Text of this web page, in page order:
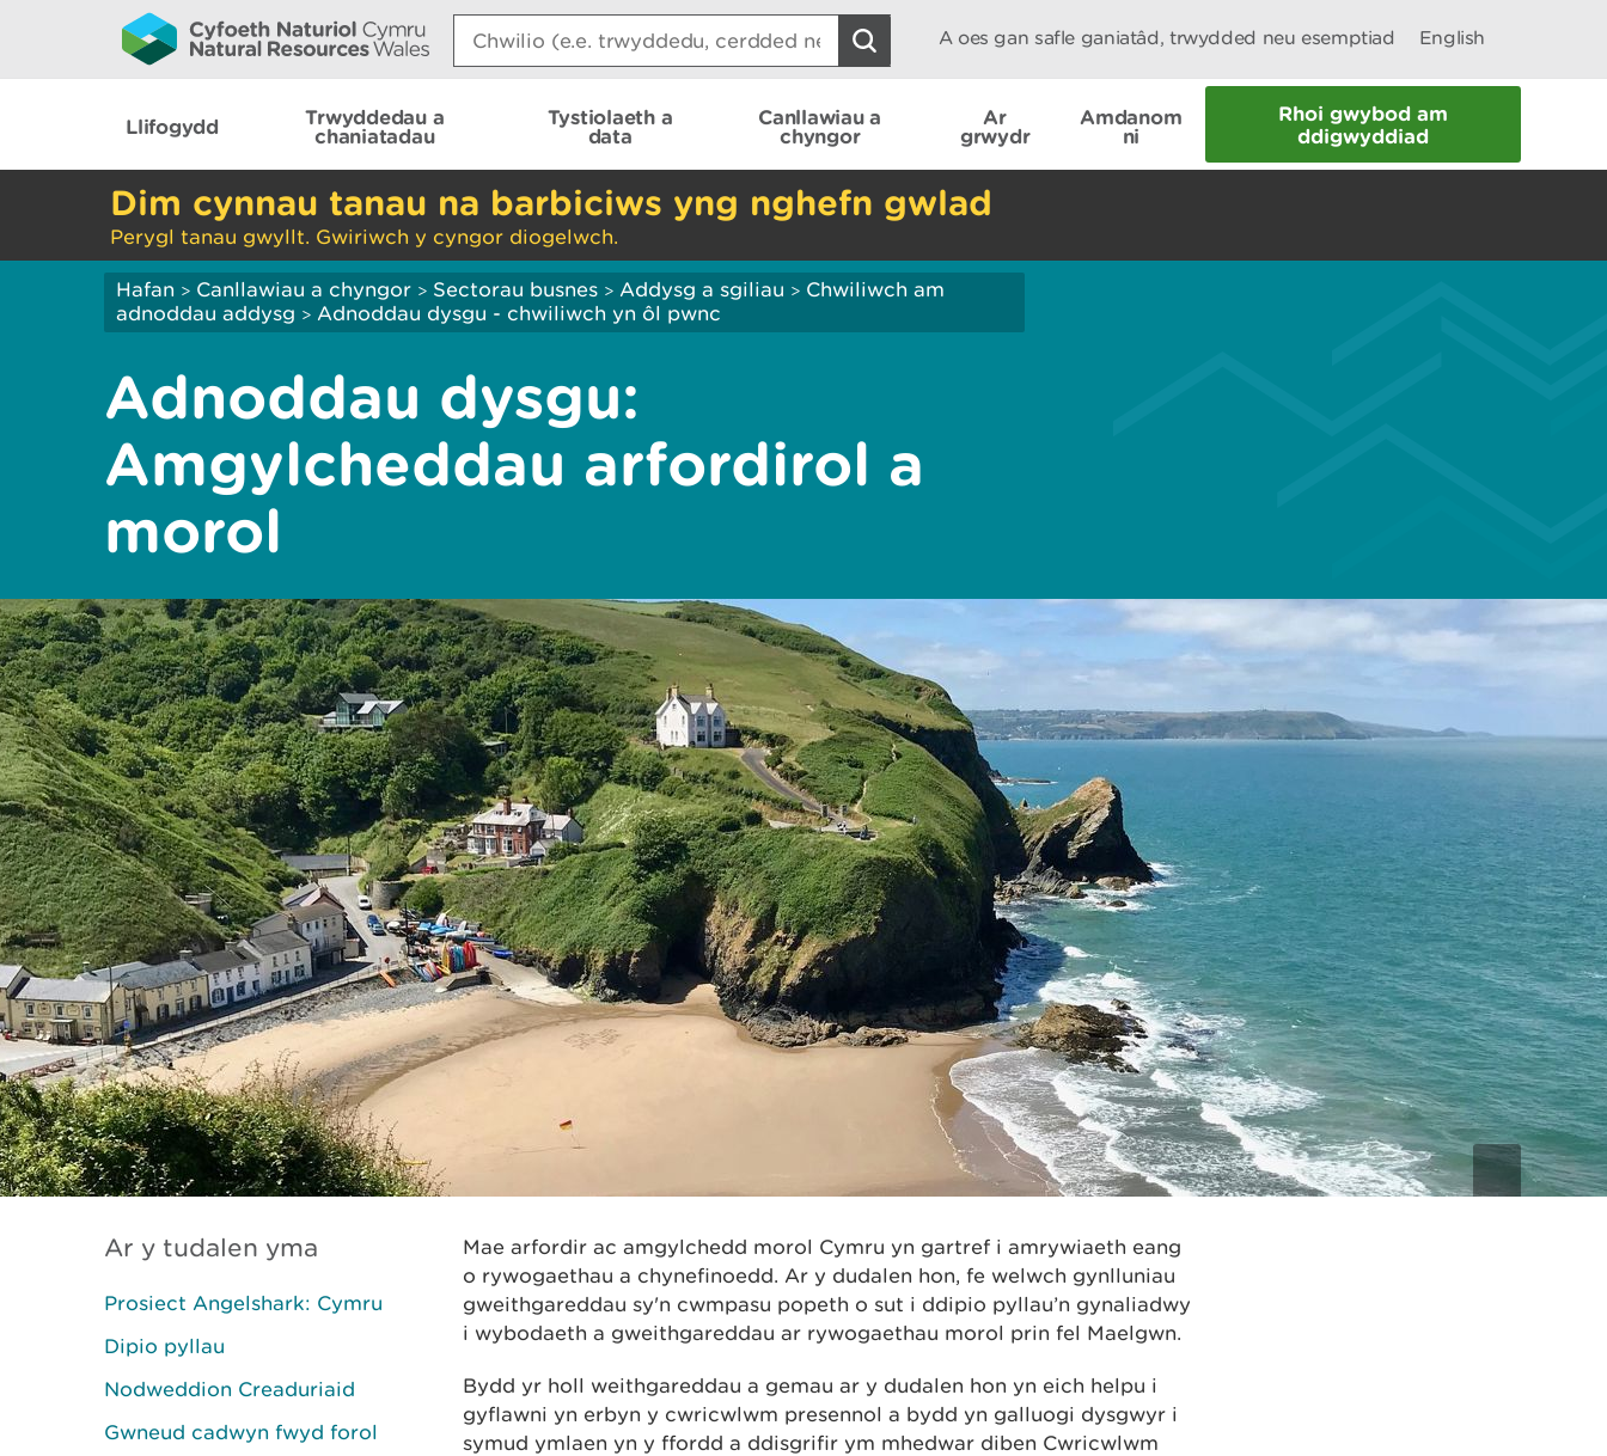
Search:
A oes gan safle ganiatâd, trwydded neu esemptiad English
Llifogydd
Trwyddedau a
chaniatadau
Tystiolaeth a
data
Canllawiau a
chyngor
Ar
grwydr
Amdanom
ni
Rhoi gwybod am
ddigwyddiad
Dim cynnau tanau na barbiciws yng nghefn gwlad
Perygl tanau gwyllt. Gwiriwch y cyngor diogelwch.
Hafan > Canllawiau a chyngor > Sectorau busnes > Addysg a sgiliau > Chwiliwch am
adnoddau addysg > Adnoddau dysgu - chwiliwch yn ôl pwnc
Adnoddau dysgu:
Amgylcheddau arfordirol a
morol
Ar y tudalen yma
Prosiect Angelshark: Cymru
Dipio pyllau
Nodweddion Creaduriaid
Gwneud cadwyn fwyd forol
Mae arfordir ac amgylchedd morol Cymru yn gartref i amrywiaeth eang
o rywogaethau a chynefinoedd. Ar y dudalen hon, fe welwch gynlluniau
gweithgareddau sy'n cwmpasu popeth o sut i ddipio pyllau’n gynaliadwy
i wybodaeth a gweithgareddau ar rywogaethau morol prin fel Maelgwn.
Bydd yr holl weithgareddau a gemau ar y dudalen hon yn eich helpu i
gyflawni yn erbyn y cwricwlwm presennol a bydd yn galluogi dysgwyr i
symud ymlaen yn y ffordd a ddisgrifir ym mhedwar diben Cwricwlwm